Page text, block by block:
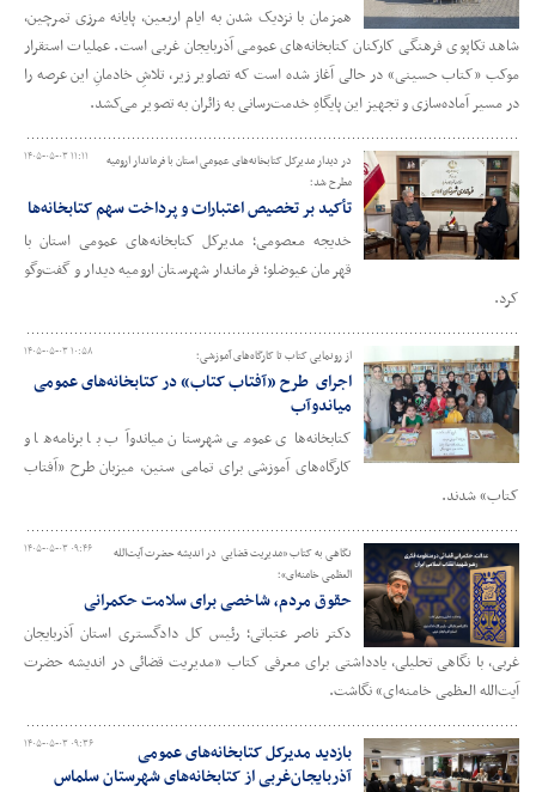
همزمان با نزدیک شدن به ایام اربعین، پایانه مرزی تمرچین،
شاهد تکاپوی فرهنگی کارکنان کتابخانه‌های عمومی آذربایجان‌ غربی است. عملیات استقرار
موکب «کتاب حسینی» در حالی آغاز شده است که تصاویر زیر، تلاشِ خادمانِ این عرصه را
در مسیر آماده‌سازی و تجهیز این پایگاهِ خدمت‌رسانی به زائران به تصویر می‌کشد.
۱۴۰۵-۰۵-۰۳ ۱۱:۱۱
در دیدار مدیرکل کتابخانه‌های عمومی استان با فرماندار ارومیه
مطرح شد؛
تأکید بر تخصیص اعتبارات و پرداخت سهم کتابخانه‌ها
خدیجه معصومی؛ مدیرکل کتابخانه‌های عمومی استان با
قهرمان عیوضلو؛ فرماندار شهرستان ارومیه دیدار و گفت‌وگو
کرد.
۱۴۰۵-۰۵-۰۳ ۱۰:۵۸ از رونمایی کتاب تا کارگاه‌های آموزشی؛
اجرای طرح «آفتاب کتاب» در کتابخانه‌های عمومی
میاندوآب
کتابخانه‌های عمومی شهرستان میاندوآب با برنامه‌ها و
کارگاه‌های آموزشی برای تمامی سنین، میزبان طرح «آفتاب
کتاب» شدند.
۱۴۰۵-۰۵-۰۳ ۰۹:۴۶
نگاهی به کتاب «مدیریت قضایی در اندیشه حضرت آیت‌الله
العظمی خامنه‌ای»؛
حقوق مردم، شاخصی برای سلامت حکمرانی
دکتر ناصر عتباتی؛ رئیس کل دادگستری استان آذربایجان
غربی، با نگاهی تحلیلی، یادداشتی برای معرفی کتاب «مدیریت قضائی در اندیشه‌ حضرت
آیت‌الله العظمی خامنه‌ای» نگاشت.
۱۴۰۵-۰۵-۰۳ ۰۹:۳۶
بازدید مدیرکل کتابخانه‌های عمومی
آذربایجان‌غربی از کتابخانه‌های شهرستان سلماس